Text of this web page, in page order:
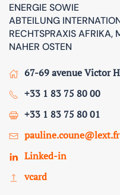
ENERGIE SOWIE
ABTEILUNG
RECHTSPRAXIS AFRIKA,
NAHER OSTEN
67-69 avenue Victor
+33 1 83 75 80 00
+33 1 83 75 80 01
pauline.coune@lext.fr
Linked-in
vcard